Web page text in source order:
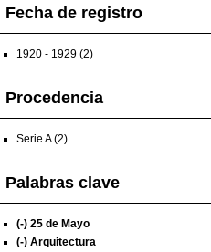
Fecha de registro
1920 - 1929 (2)
Procedencia
Serie A (2)
Palabras clave
(-) 25 de Mayo
(-) Arquitectura